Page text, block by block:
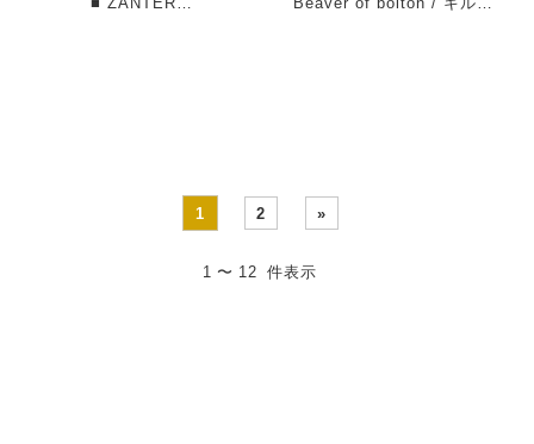
1 2 »
1 〜 12 件表示